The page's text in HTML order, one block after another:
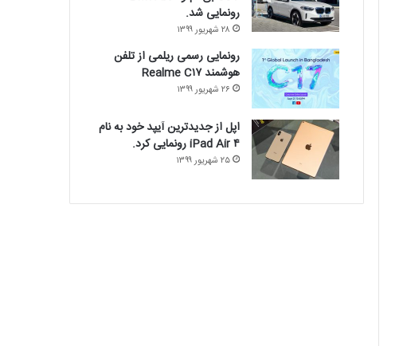
رونمایی شد.
۲۸ شهریور ۱۳۹۹
رونمایی رسمی ریلمی از تلفن
هوشمند Realme C۱۷
۲۶ شهریور ۱۳۹۹
اپل از جدیدترین آیپد خود به نام
iPad Air ۴ رونمایی کرد.
۲۵ شهریور ۱۳۹۹